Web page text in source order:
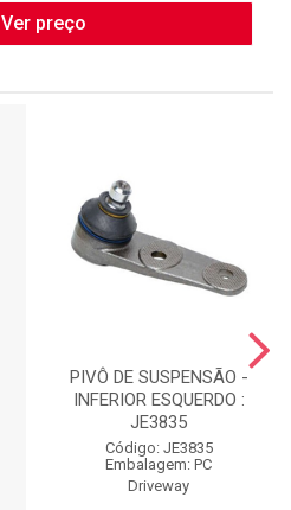
Ver preço
PIVÔ DE SUSPENSÃO -
INFERIOR ESQUERDO :
JE3835
Código: JE3835
Embalagem: PC
Driveway